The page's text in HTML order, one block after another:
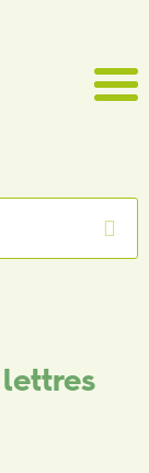
Menu